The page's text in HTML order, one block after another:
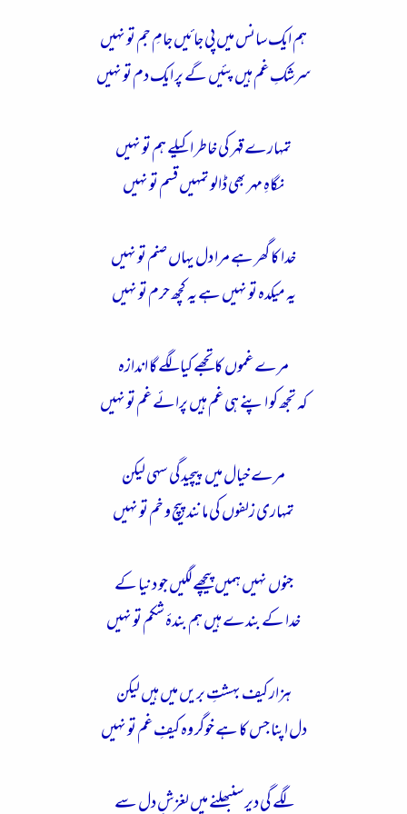
ہم ایک سانس میں پی جائیں جامِ جم تو نہیں
سرشکِ غم ہیں پئیں گے پر ایک دم تو نہیں
تمہارے قہر کی خاطر اکیلے ہم تو نہیں
نگاہِ مہر بھی ڈالو تمہیں قسم تو نہیں
خدا کا گھر ہے مرا دل یہاں صنم تو نہیں
یہ میکدہ تو نہیں ہے یہ کچھ حرم تو نہیں
مرے غموں کا تجھے کیا لگے گا اندازہ
کہ تجھ کو اپنے ہی غم ہیں پرائے غم تو نہیں
مرے خیال میں پیچیدگی سہی لیکن
تمہاری زلفوں کی مانند پیچ و خم تو نہیں
جنوں نہیں ہمیں پیچھے لگیں جو دنیا کے
خدا کے بندے ہیں ہم بندۂ شکم تو نہیں
ہزار کیف بہشتِ بریں میں ہیں لیکن
دل اپنا جس کا ہے خوگر وہ کیفِ غم تو نہیں
لگے گی دیر سنبھلنے میں لغزشِ دل سے